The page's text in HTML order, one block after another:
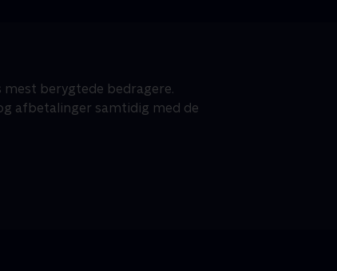
mest berygtede bedragere.
afbetalinger samtidig med de